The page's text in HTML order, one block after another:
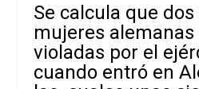
Se calcula que
mujeres
violadas por el
cuando entró en